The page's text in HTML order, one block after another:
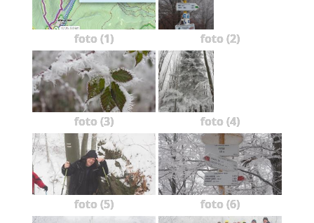
foto (1) foto (2)
foto (3) foto (4)
foto (5) foto (6)